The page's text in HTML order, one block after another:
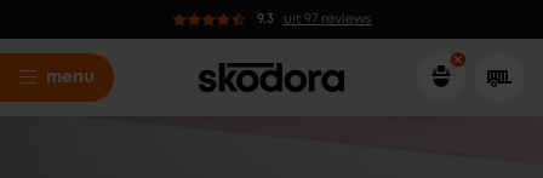
9.3 uit 97 reviews
menu